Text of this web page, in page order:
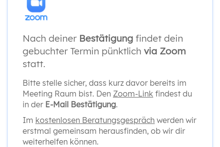
Nach deiner Bestätigung findet dein
gebuchter Termin pünktlich via Zoom
statt.
Bitte stelle sicher, dass kurz davor bereits im
Meeting Raum bist. Den Zoom-Link findest du
in der E-Mail Bestätigung.
Im kostenlosen Beratungsgespräch werden wir
erstmal gemeinsam herausfinden, ob wir dir
weiterhelfen können.